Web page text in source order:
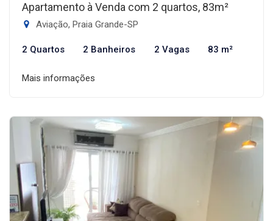
Apartamento à Venda com 2 quartos, 83m²
Aviação, Praia Grande-SP
2 Quartos 2 Banheiros 2 Vagas 83 m²
Mais informações